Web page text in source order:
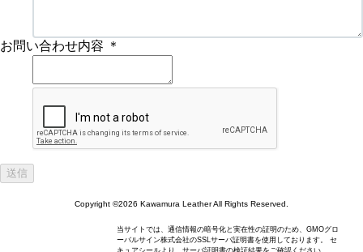
お問い合わせ内容 ＊
Copyright ©2026 Kawamura Leather All Rights Reserved.
当サイトでは、通信情報の暗号化と実在性の証明のため、GMOグロ
ーバルサイン株式会社のSSLサーバ証明書を使用しております。 セ